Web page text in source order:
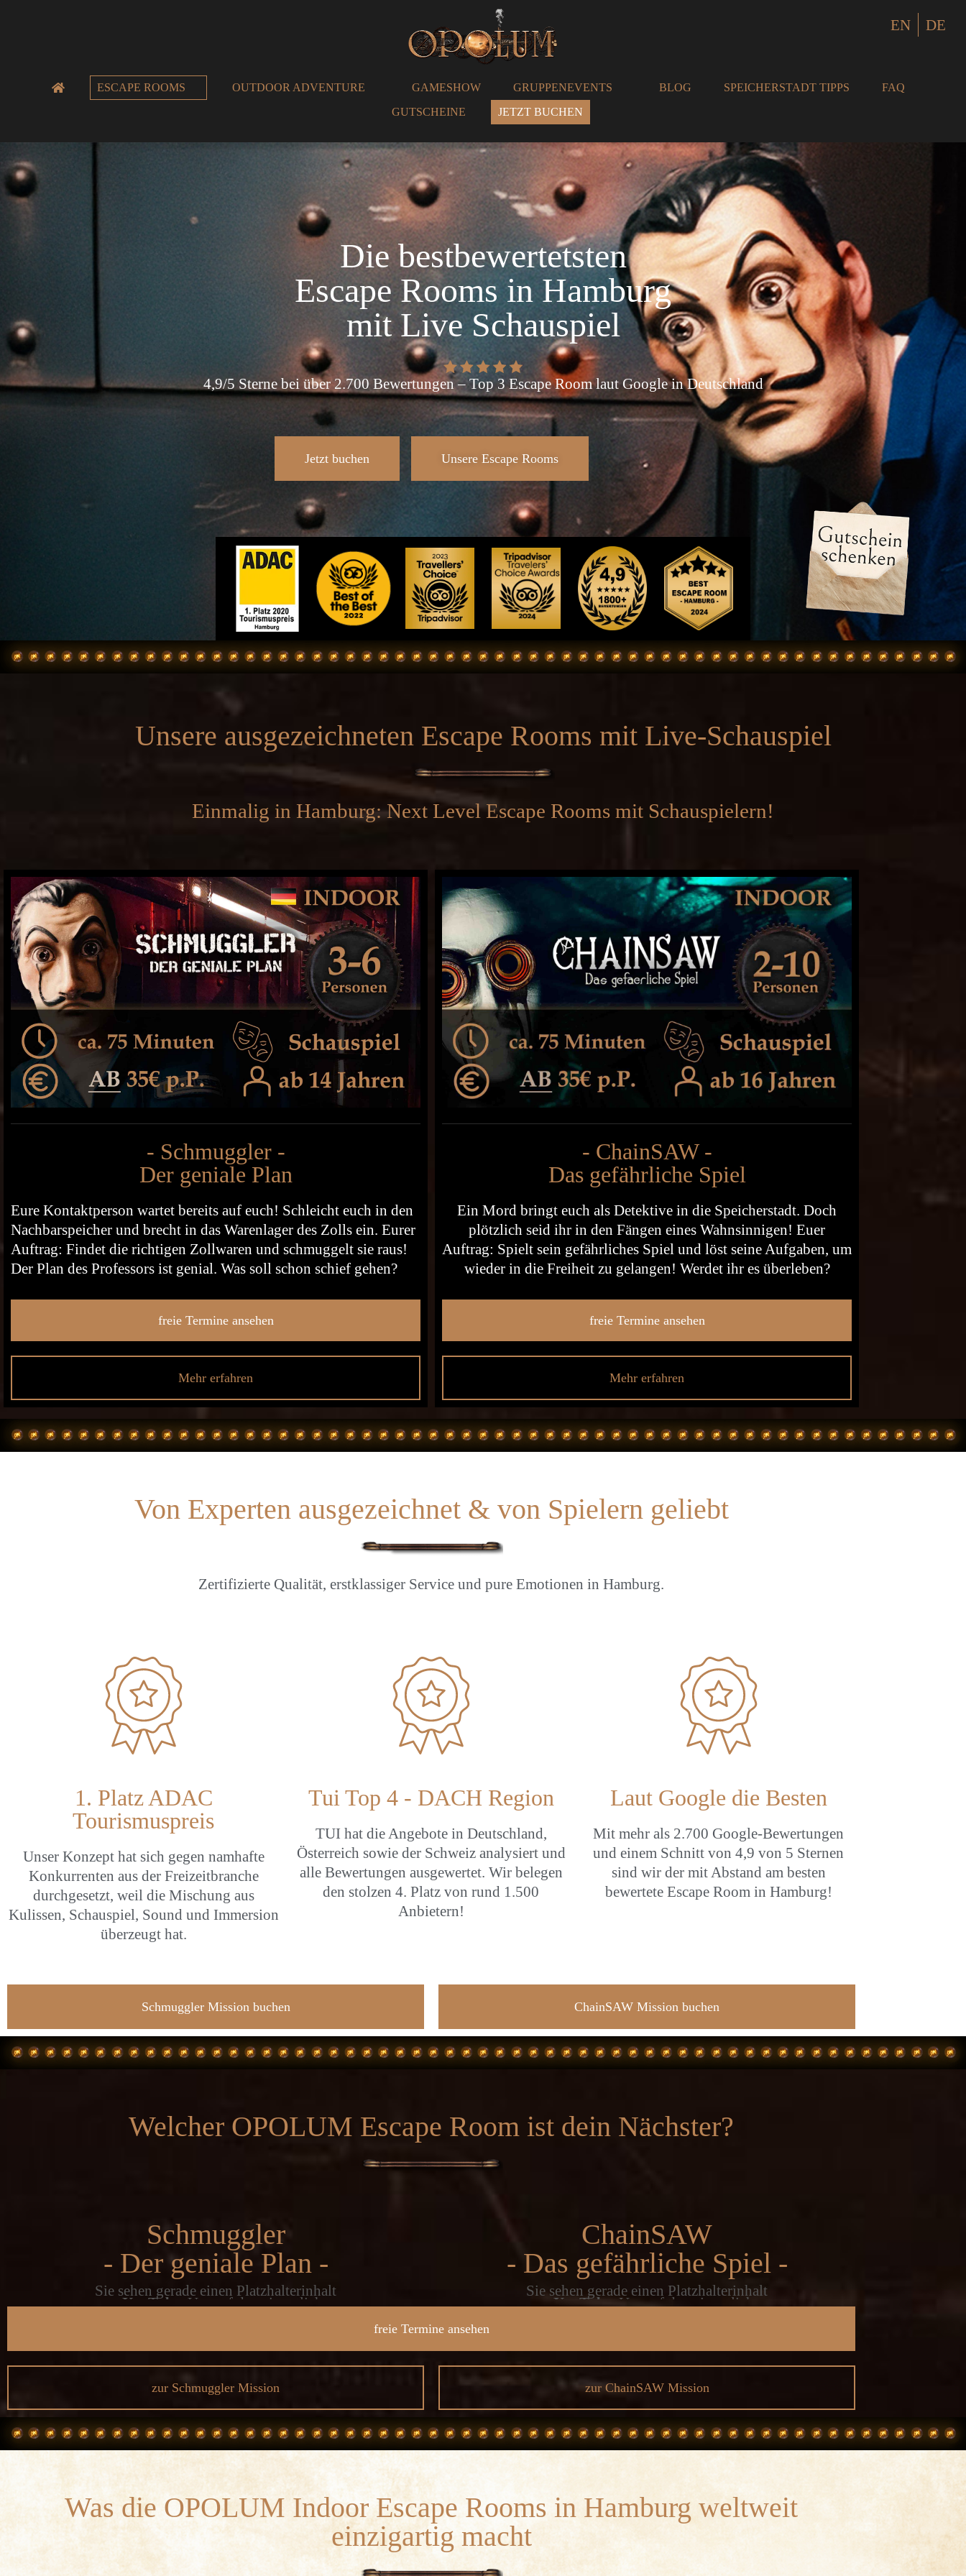
EN DE
ESCAPE ROOMS OUTDOOR ADVENTURE GAMESHOW GRUPPENEVENTS BLOG SPEICHERSTADT TIPPS
FAQ
GUTSCHEINE
JETZT BUCHEN
Die bestbewertetsten
Escape Rooms in Hamburg
mit Live Schauspiel
4,9/5 Sterne bei über 2.700 Bewertungen – Top 3 Escape Room laut Google in Deutschland
Jetzt buchen Unsere Escape Rooms
Unsere ausgezeichneten Escape Rooms mit Live-Schauspiel
Einmalig in Hamburg: Next Level Escape Rooms mit Schauspielern!
- Schmuggler -
Der geniale Plan
Eure Kontaktperson wartet bereits auf euch! Schleicht euch in den
Nachbarspeicher und brecht in das Warenlager des Zolls ein. Eurer
Auftrag: Findet die richtigen Zollwaren und schmuggelt sie raus!
Der Plan des Professors ist genial. Was soll schon schief gehen?
freie Termine ansehen
Mehr erfahren
- ChainSAW -
Das gefährliche Spiel
Ein Mord bringt euch als Detektive in die Speicherstadt. Doch
plötzlich seid ihr in den Fängen eines Wahnsinnigen! Euer
Auftrag: Spielt sein gefährliches Spiel und löst seine Aufgaben, um
wieder in die Freiheit zu gelangen! Werdet ihr es überleben?
freie Termine ansehen
Mehr erfahren
Von Experten ausgezeichnet & von Spielern geliebt
Zertifizierte Qualität, erstklassiger Service und pure Emotionen in Hamburg.
1. Platz ADAC
Tourismuspreis
Unser Konzept hat sich gegen namhafte
Konkurrenten aus der Freizeitbranche
durchgesetzt, weil die Mischung aus
Kulissen, Schauspiel, Sound und Immersion
überzeugt hat.
Tui Top 4 - DACH Region
TUI hat die Angebote in Deutschland,
Österreich sowie der Schweiz analysiert und
alle Bewertungen ausgewertet. Wir belegen
den stolzen 4. Platz von rund 1.500
Anbietern!
Laut Google die Besten
Mit mehr als 2.700 Google-Bewertungen
und einem Schnitt von 4,9 von 5 Sternen
sind wir der mit Abstand am besten
bewertete Escape Room in Hamburg!
Schmuggler Mission buchen ChainSAW Mission buchen
Welcher OPOLUM Escape Room ist dein Nächster?
Schmuggler
- Der geniale Plan -
ChainSAW
- Das gefährliche Spiel -
Sie sehen gerade einen Platzhalterinhalt
vonYouTube. Um auf den eigentlichen
weitergegeben werden.
Inhalt entsperren
Erforderlichen Service akzeptieren und Inhalte
Sie sehen gerade einen Platzhalterinhalt
vonYouTube. Um auf den eigentlichen
weitergegeben werden.
Erforderlichen Service akzeptieren und Inhalte
freie Termine ansehen
zur Schmuggler Mission zur ChainSAW Mission
Was die OPOLUM Indoor Escape Rooms in Hamburg weltweit
einzigartig macht